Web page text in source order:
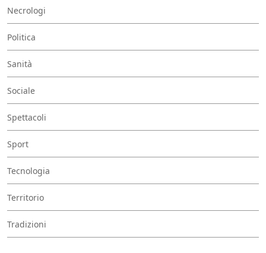
Necrologi
Politica
Sanità
Sociale
Spettacoli
Sport
Tecnologia
Territorio
Tradizioni